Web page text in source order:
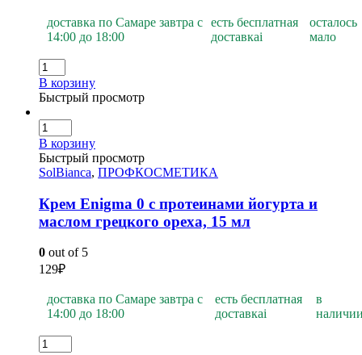
доставка по Самаре завтра с
14:00 до 18:00
есть бесплатная
доставкаi
осталось
мало
В корзину
Быстрый просмотр
В корзину
Быстрый просмотр
SolBianca, ПРОФКОСМЕТИКА
Крем Enigma 0 с протеинами йогурта и
маслом грецкого ореха, 15 мл
0 out of 5
129₽
доставка по Самаре завтра с
14:00 до 18:00
есть бесплатная
доставкаi
в